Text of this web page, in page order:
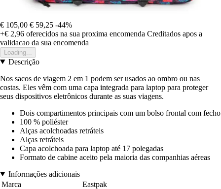
€ 105,00 € 59,25 -44%
+€ 2,96 oferecidos na sua proxima encomenda Creditados apos a
validacao da sua encomenda
Loading...
Descrição
Nos sacos de viagem 2 em 1 podem ser usados ao ombro ou nas
costas. Eles vêm com uma capa integrada para laptop para proteger
seus dispositivos eletrônicos durante as suas viagens.
Dois compartimentos principais com um bolso frontal com fecho
100 % poliéster
Alças acolchoadas retráteis
Alças retráteis
Capa acolchoada para laptop até 17 polegadas
Formato de cabine aceito pela maioria das companhias aéreas
Informações adicionais
Marca
Eastpak